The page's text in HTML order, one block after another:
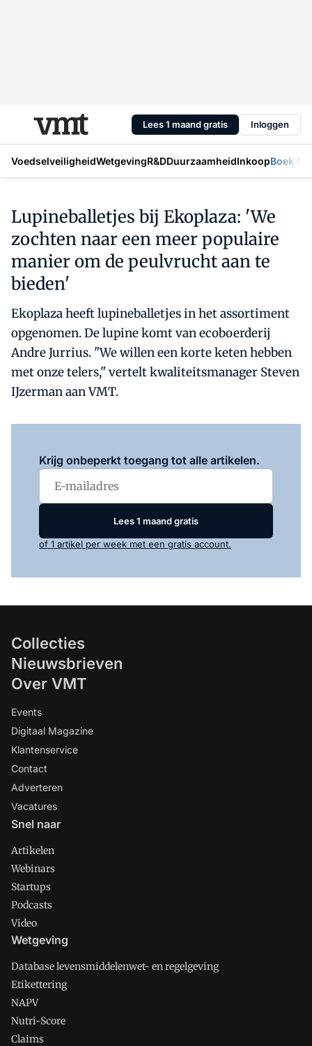
Lees 1 maand gratis Inloggen
VoedselveiligheidWetgevingR&DDuurzaamheidInkoopBoek
Lupineballetjes bij Ekoplaza: 'We
zochten naar een meer populaire
manier om de peulvrucht aan te
bieden'
Ekoplaza heeft lupineballetjes in het assortiment
opgenomen. De lupine komt van ecoboerderij
Andre Jurrius. "We willen een korte keten hebben
met onze telers," vertelt kwaliteitsmanager Steven
IJzerman aan VMT.
Krijg onbeperkt toegang tot alle artikelen.
Lees 1 maand gratis
of 1 artikel per week met een gratis account.
Collecties
Nieuwsbrieven
Over VMT
Events
Digitaal Magazine
Klantenservice
Contact
Adverteren
Vacatures
Snel naar
Artikelen
Webinars
Startups
Podcasts
Video
Wetgeving
Database levensmiddelenwet- en regelgeving
Etikettering
NAPV
Nutri-Score
Claims